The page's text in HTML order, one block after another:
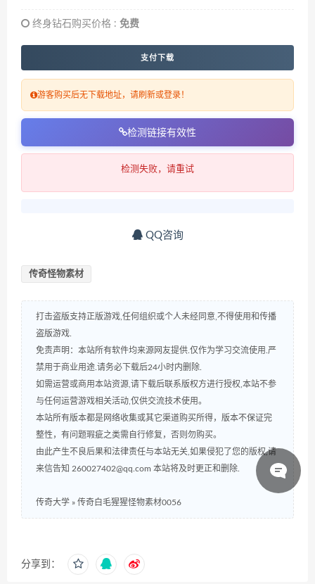
终身钻石购买价格 : 免费
支付下载
游客购买后无下载地址，请刷新或登录！
检测链接有效性
检测失败，请重试
QQ咨询
传奇怪物素材
打击盗版支持正版游戏,任何组织或个人未经同意,不得使用和传播
盗版游戏.
免责声明：本站所有软件均来源网友提供.仅作为学习交流使用.严
禁用于商业用途.请务必下载后24小时内删除.
如需运营或商用本站资源,请下载后联系版权方进行授权,本站不参
与任何运营游戏相关活动,仅供交流技术使用。
本站所有版本都是网络收集或其它渠道购买所得，版本不保证完
整性，有问题瑕疵之类需自行修复，否则勿购买。
由此产生不良后果和法律责任与本站无关,如果侵犯了您的版权,请
来信告知 260027402@qq.com 本站将及时更正和删除.
传奇大学 » 传奇白毛猩猩怪物素材0056
分享到：